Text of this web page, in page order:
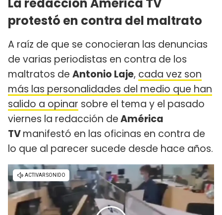
La redacción América TV
protestó en contra del maltrato
A raíz de que se conocieran las denuncias
de varias periodistas en contra de los
maltratos de Antonio Laje, cada vez son
más las personalidades del medio que han
salido a opinar sobre el tema y el pasado
viernes la redacción deAmérica
TVmanifestó en las oficinas en contra de
lo que al parecer sucede desde hace años.